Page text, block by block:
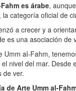
es árabe,
categoría oficial de
a crecer y a
es una asociación
Umm al-Fahm,
nivel del mar.
de ver.
de Arte Umm al-